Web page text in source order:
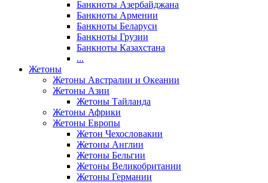
Банкноты Азербайджана
Банкноты Армении
Банкноты Беларуси
Банкноты Грузии
Банкноты Казахстана
...
Жетоны
Жетоны Австралии и Океании
Жетоны Азии
Жетоны Тайланда
Жетоны Африки
Жетоны Европы
Жетон Чехословакии
Жетоны Англии
Жетоны Бельгии
Жетоны Великобритании
Жетоны Германии